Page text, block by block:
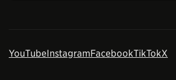
YouTubeInstagramFacebookTikTokX